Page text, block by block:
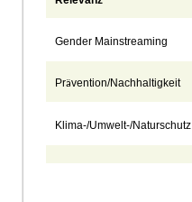
Gender Mainstreaming
Prävention/Nachhaltigkeit
Klima-/Umwelt-/Naturschutz